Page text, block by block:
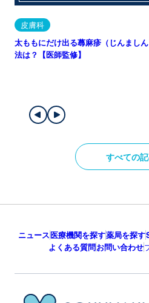
皮膚科
太ももにだけ出る蕁麻疹（じんまし
法は？【医師監修】
すべての
ニュース医療機関を探す薬局を探す
よくある質問お問い合わせ